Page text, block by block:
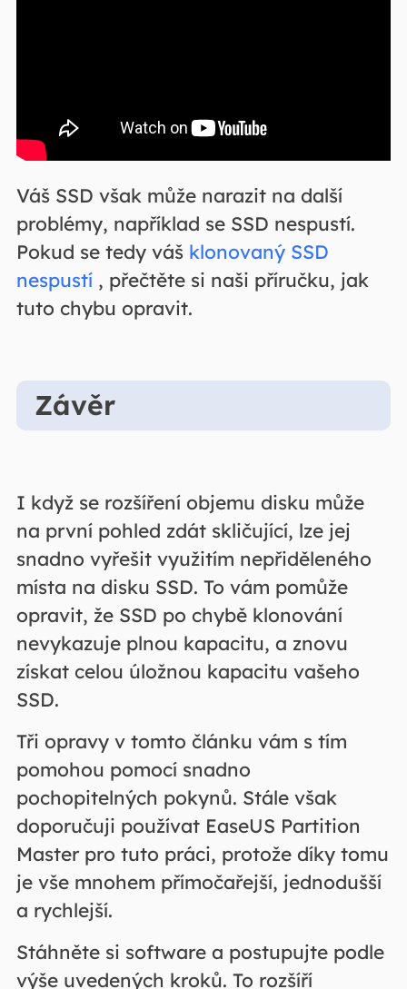
Váš SSD však může narazit na další
problémy, například se SSD nespustí.
Pokud se tedy váš klonovaný SSD
nespustí, přečtěte si naši příručku, jak
tuto chybu opravit.
Závěr
I když se rozšíření objemu disku může
na první pohled zdát skličující, lze jej
snadno vyřešit využitím nepřiděleného
místa na disku SSD. To vám pomůže
opravit, že SSD po chybě klonování
nevykazuje plnou kapacitu, a znovu
získat celou úložnou kapacitu vašeho
SSD.
Tři opravy v tomto článku vám s tím
pomohou pomocí snadno
pochopitelných pokynů. Stále však
doporučuji používat EaseUS Partition
Master pro tuto práci, protože díky tomu
je vše mnohem přímočařejší, jednodušší
a rychlejší.
Stáhněte si software a postupujte podle
výše uvedených kroků. To rozšíří